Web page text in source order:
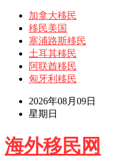
加拿大移民
移民美国
塞浦路斯移民
土耳其移民
阿联酋移民
匈牙利移民
2026年08月09日
星期日
海外移民网